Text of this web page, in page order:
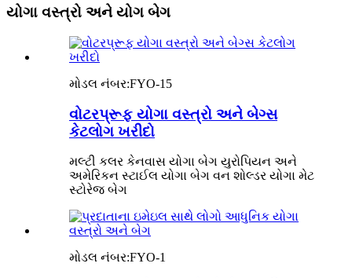
યોગા વસ્ત્રો અને યોગ બેગ
મોડલ નંબર:FYO-15
વોટરપ્રૂફ યોગા વસ્ત્રો અને બેગ્સ
કેટલોગ ખરીદો
મલ્ટી કલર કેનવાસ યોગા બેગ યુરોપિયન અને
અમેરિકન સ્ટાઈલ યોગા બેગ વન શોલ્ડર યોગા મેટ
સ્ટોરેજ બેગ
મોડલ નંબર:FYO-1